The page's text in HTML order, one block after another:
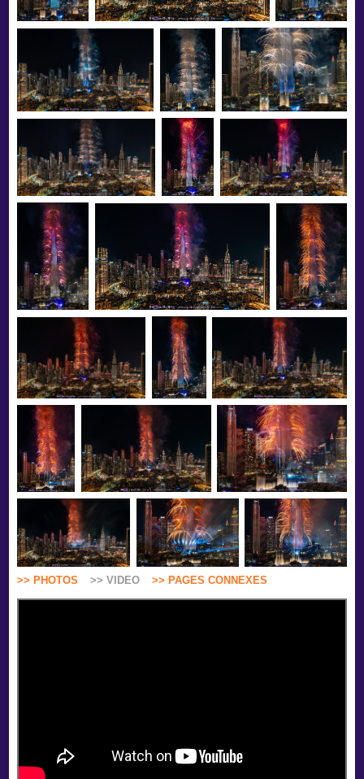
>> PHOTOS >> VIDEO >> PAGES CONNEXES